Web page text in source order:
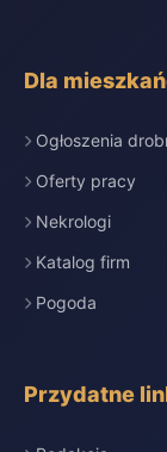
Dla
Ogłoszenia
Oferty pracy
Nekrologi
Katalog firm
Pogoda
Przydatne